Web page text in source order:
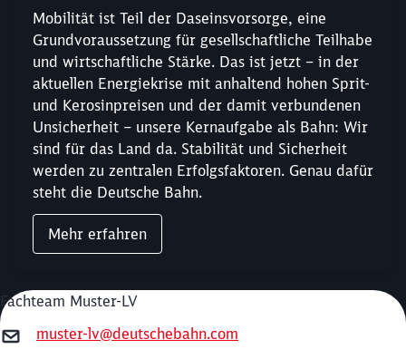
Mobilität ist Teil der Daseinsvorsorge, eine
Grundvoraussetzung für gesellschaftliche Teilhabe
und wirtschaftliche Stärke. Das ist jetzt – in der
aktuellen Energiekrise mit anhaltend hohen Sprit-
und Kerosinpreisen und der damit verbundenen
Unsicherheit – unsere Kernaufgabe als Bahn: Wir
sind für das Land da. Stabilität und Sicherheit
werden zu zentralen Erfolgsfaktoren. Genau dafür
steht die Deutsche Bahn.
Mehr erfahren
Fachteam Muster-LV
muster-lv@deutschebahn.com